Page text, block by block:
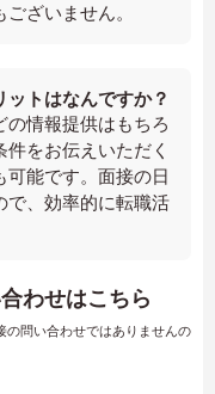
ざいません。
トはなんですか？
情報提供はもちろ
をお伝えいただく
可能です。面接の日
で、効率的に転職活
わせはこちら
の問い合わせではありませんの